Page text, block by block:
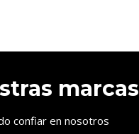
marcas
confiar en nosotros